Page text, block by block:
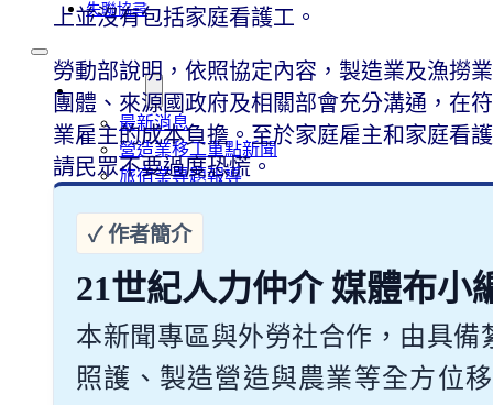
失聯協尋
移工新聞
最新消息
營造業移工重點新聞
旅宿業專題報導
傳統產業文章專區
外籍看護文章專區
懶人包｜廢棄物處理與回收業
申請專區
家庭幫傭
家庭看護
機構看護
上並沒有包括家庭看護工。
勞動部說明，依照協定內容，製造業及漁撈
團體、來源國政府及相關部會充分溝通，在
業雇主的成本負擔。至於家庭雇主和家庭看
請民眾不要過度恐慌。
21世紀人力仲介 媒體布小
本新聞專區與外勞社合作，由具
照護、製造營造與農業等全方位